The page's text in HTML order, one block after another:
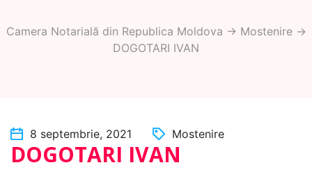
Camera Notarială din Republica Moldova -> Mostenire->
DOGOTARI IVAN
8 septembrie, 2021 Mostenire
DOGOTARI IVAN